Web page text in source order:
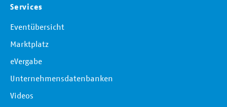
Services
Eventübersicht
Marktplatz
eVergabe
Unternehmensdatenbanken
Videos